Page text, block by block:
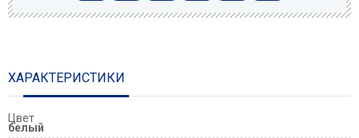
ХАРАКТЕРИСТИКИ
Цвет
белый